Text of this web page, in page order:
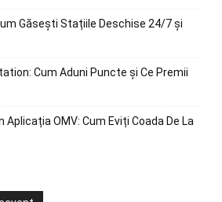
Găsești Stațiile Deschise 24/7 și
Cum Aduni Puncte și Ce Premii
Aplicația OMV: Cum Eviți Coada De La